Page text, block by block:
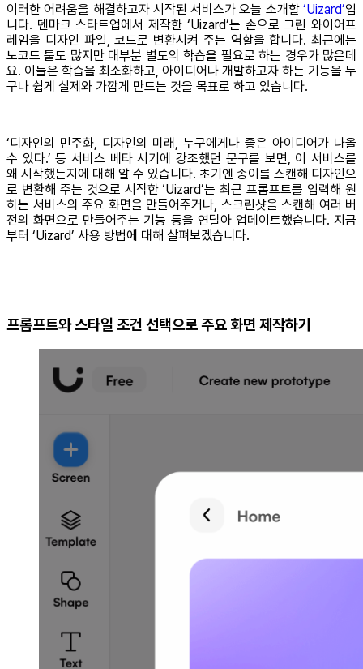
이러한 어려움을 해결하고자 시작된 서비스가 오늘 소개할 ‘Uizard’입
니다. 덴마크 스타트업에서 제작한 ‘Uizard’는 손으로 그린 와이어프
레임을 디자인 파일, 코드로 변환시켜 주는 역할을 합니다. 최근에는
노코드 툴도 많지만 대부분 별도의 학습을 필요로 하는 경우가 많은데
요. 이들은 학습을 최소화하고, 아이디어나 개발하고자 하는 기능을 누
구나 쉽게 실제와 가깝게 만드는 것을 목표로 하고 있습니다.
‘디자인의 민주화, 디자인의 미래, 누구에게나 좋은 아이디어가 나올
수 있다.’ 등 서비스 베타 시기에 강조했던 문구를 보면, 이 서비스를
왜 시작했는지에 대해 알 수 있습니다. 초기엔 종이를 스캔해 디자인으
로 변환해 주는 것으로 시작한 ‘Uizard’는 최근 프롬프트를 입력해 원
하는 서비스의 주요 화면을 만들어주거나, 스크린샷을 스캔해 여러 버
전의 화면으로 만들어주는 기능 등을 연달아 업데이트했습니다. 지금
부터 ‘Uizard’ 사용 방법에 대해 살펴보겠습니다.
프롬프트와 스타일 조건 선택으로 주요 화면 제작하기